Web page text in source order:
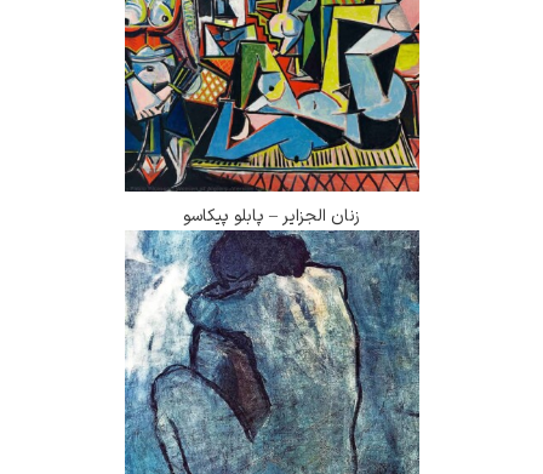
زنان الجزایر – پابلو پیکاسو